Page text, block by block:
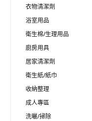
衣物清潔劑
浴室用品
衛生棉/生理用品
廚房用具
居家清潔劑
衛生紙/紙巾
收納整理
成人專區
洗曬/掃除